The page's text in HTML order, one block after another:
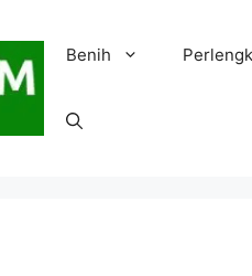
Benih